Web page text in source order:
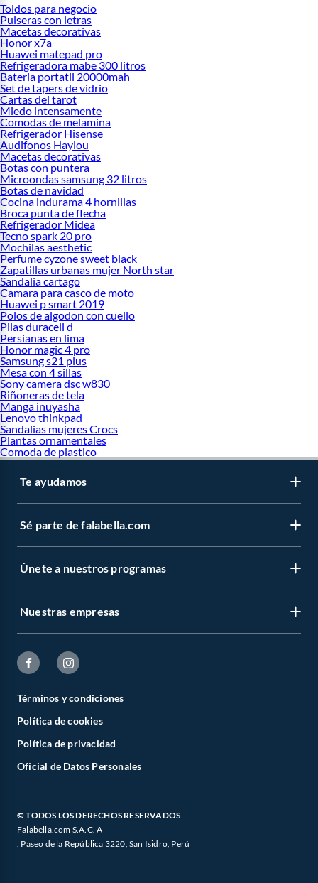
Toldos para negocio
Pulseras con letras
Macetas decorativas
Honor x7a
Huawei matepad pro
Refrigeradora mabe 300 litros
Bateria portatil 20000mah
Set de tapers de vidrio
Cartas del tarot
Miedo intensamente
Comodas de melamina
Refrigerador Hisense
Audifonos Haylou
Macetas decorativas
Botas con puntera
Microondas samsung 32 litros
Botas de navidad
Cocina indurama 4 hornillas
Broca punta de flecha
Refrigerador Midea
Tecno spark 20 pro
Mochilas aesthetic
Perfume cyzone sweet black
Zapatillas urbanas mujer North star
Sandalia cartago
Camara para casco de moto
Huawei p smart 2019
Polos de algodon con cuello
Pilas duracell d
Persianas en lima
Honor magic 4 pro
Samsung s21 plus
Mesa con 4 sillas
Sony camera dsc w830
Riñoneras de tela
Manga inuyasha
Lenovo thinkpad
Sandalias mujeres Crocs
Plantas ornamentales
Comoda de plastico
Te ayudamos
Sé parte de falabella.com
Únete a nuestros programas
Nuestras empresas
Términos y condiciones
Política de cookies
Política de privacidad
Oficial de Datos Personales
© TODOS LOS DERECHOS RESERVADOS
Falabella.com S.A.C. A
. Paseo de la República 3220, San Isidro, Perú